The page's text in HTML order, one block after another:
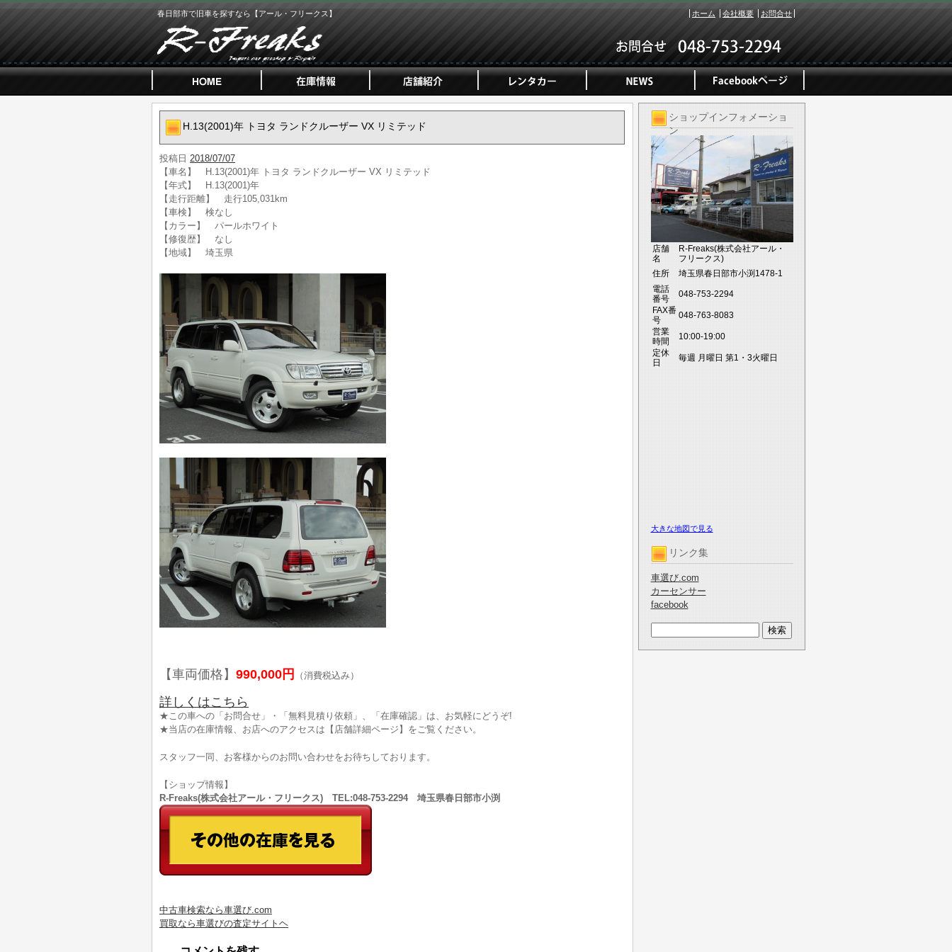
春日部市で旧車を探すなら【アール・フリークス】 ホーム 会社概要 お問合せ
ショップインフォメーショ
ン
店舗
名
R-Freaks(株式会社アール・
フリークス)
住所
埼玉県春日部市小渕1478-1
電話
番号
048-753-2294
FAX番
号
048-763-8083
営業
時間
10:00-19:00
定休
日
毎週 月曜日 第1・3火曜日
大きな地図で見る
リンク集
車選び.com
カーセンサー
facebook
H.13(2001)年 トヨタ ランドクルーザー VX リミテッド
投稿日 2018/07/07
【車名】 H.13(2001)年 トヨタ ランドクルーザー VX リミテッド
【年式】 H.13(2001)年
【走行距離】 走行105,031km
【車検】 検なし
【カラー】 パールホワイト
【修復歴】 なし
【地域】 埼玉県
【車両価格】 990,000円 （消費税込み）
詳しくはこちら
★この車への「お問合せ」・「無料見積り依頼」、「在庫確認」は、お気軽にどうぞ!
★当店の在庫情報、お店へのアクセスは【店舗詳細ページ】をご覧ください。
スタッフ一同、お客様からのお問い合わせをお待ちしております。
【ショップ情報】
R-Freaks(株式会社アール・フリークス) TEL:048-753-2294 埼玉県春日部市小渕
中古車検索なら車選び.com
買取なら車選びの査定サイトヘ